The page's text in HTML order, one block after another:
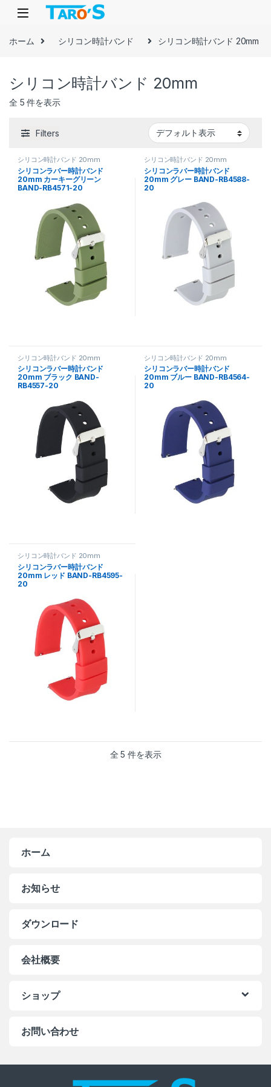
Skip to navigation
Skip to content
ホーム シリコン時計バンド シリコン時計バンド 20mm
シリコン時計バンド 20mm
全 5 件を表示
Filters
シリコン時計バンド 20mm
シリコンラバー時計バンド
20mm カーキーグリーン
BAND-RB4571-20
シリコン時計バンド 20mm
シリコンラバー時計バンド
20mm グレー BAND-RB4588-
20
シリコン時計バンド 20mm
シリコンラバー時計バンド
20mm ブラック BAND-
RB4557-20
シリコン時計バンド 20mm
シリコンラバー時計バンド
20mm ブルー BAND-RB4564-
20
シリコン時計バンド 20mm
シリコンラバー時計バンド
20mm レッド BAND-RB4595-
20
全 5 件を表示
ホーム
お知らせ
ダウンロード
会社概要
ショップ
お問い合わせ